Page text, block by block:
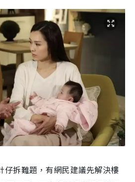
仔拆難題，有網民建議先解決樓